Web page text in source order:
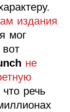
издания
мог
не
речь